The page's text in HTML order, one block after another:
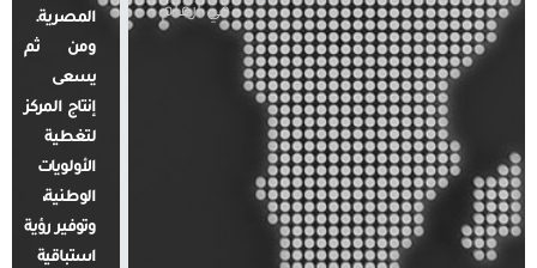
في أرقام
المصرية.
ومن ثم
يسعى
إنتاج المركز
لتغطية
الأولويات
الوطنية،
وتوفير رؤية
استباقية